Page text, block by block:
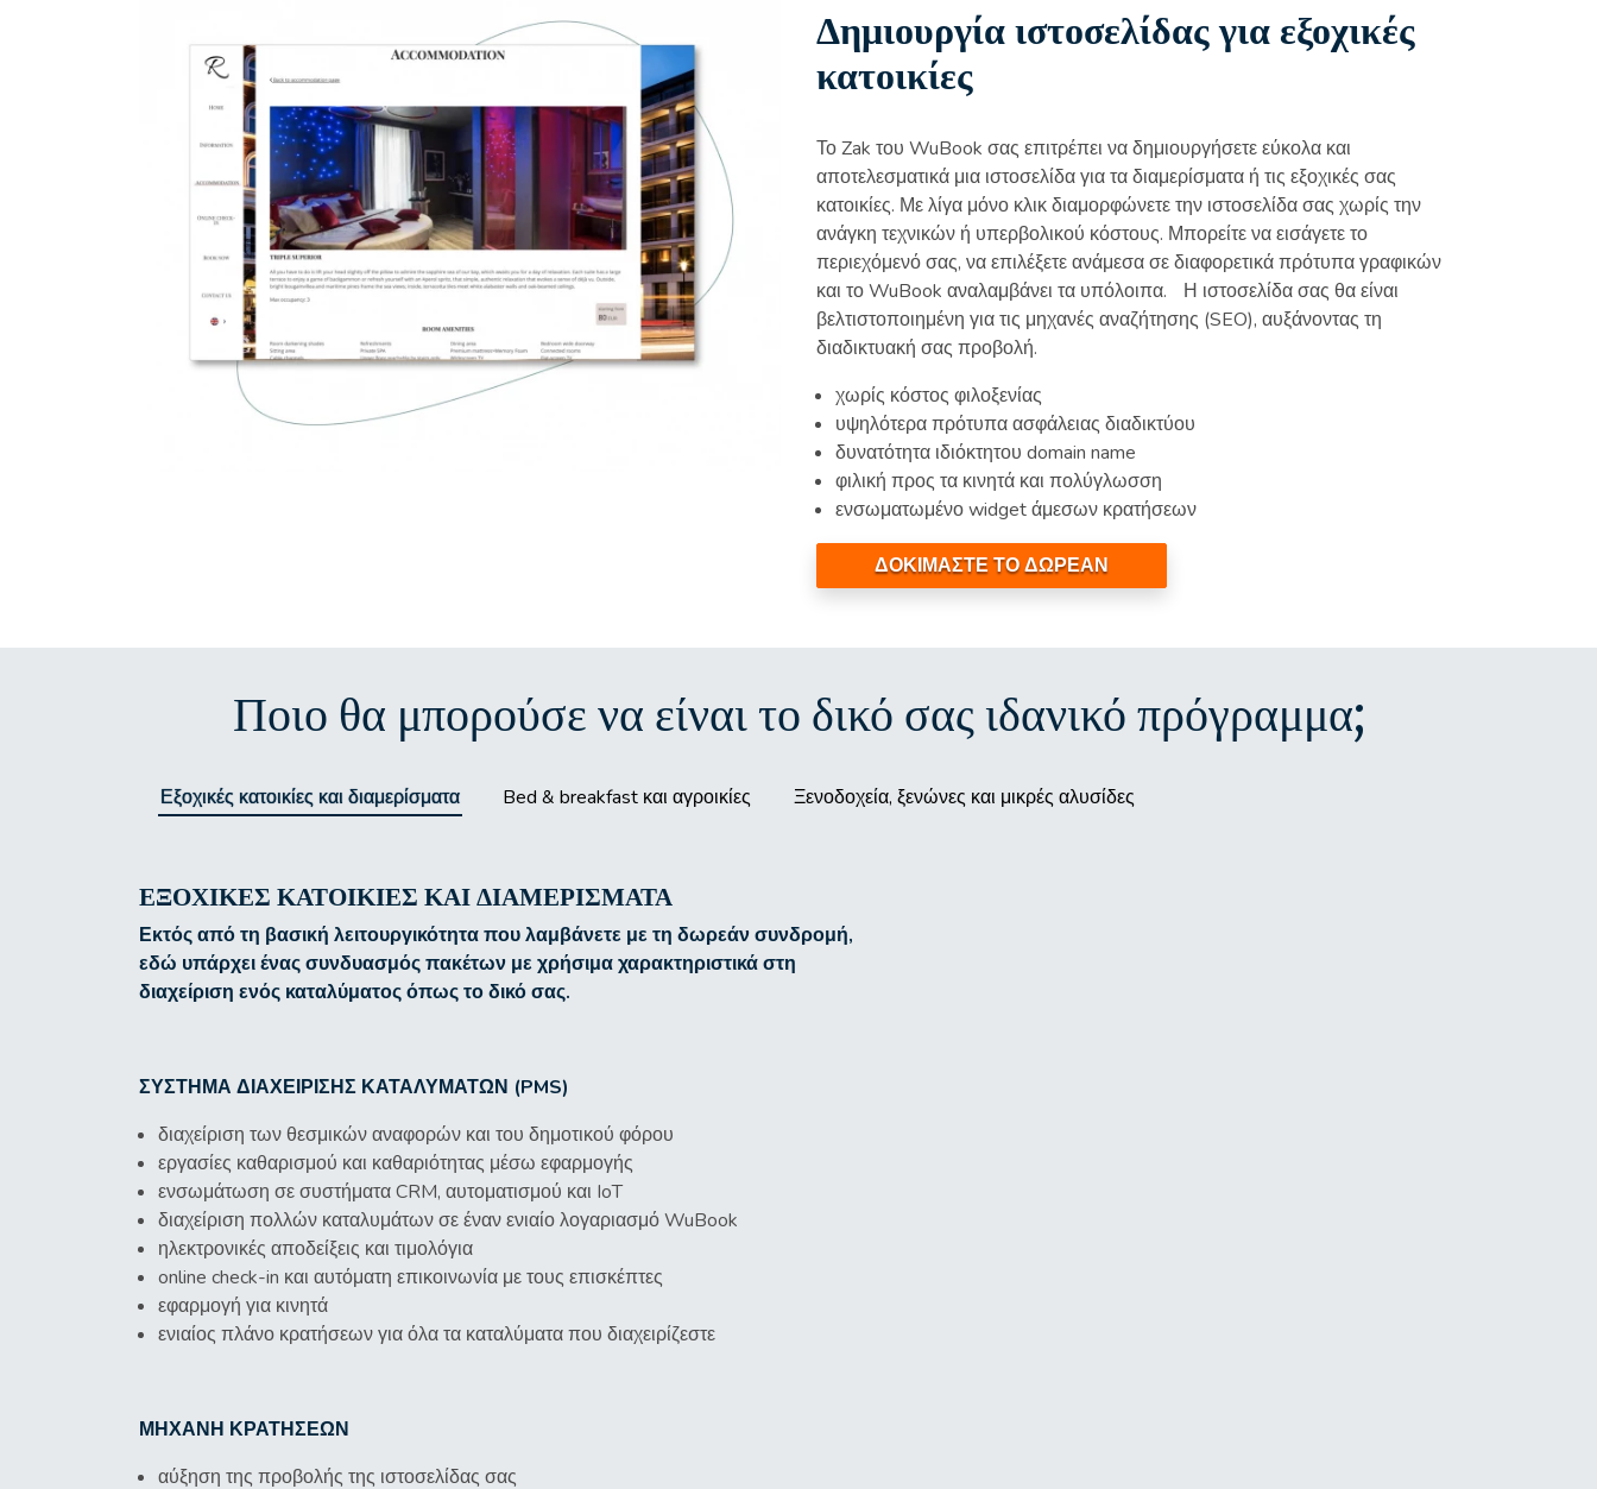
Δημιουργία ιστοσελίδας για εξοχικές
κατοικίες
Το Zak του WuBook σας επιτρέπει να δημιουργήσετε εύκολα και
αποτελεσματικά μια ιστοσελίδα για τα διαμερίσματα ή τις εξοχικές σας
κατοικίες. Με λίγα μόνο κλικ διαμορφώνετε την ιστοσελίδα σας χωρίς την
ανάγκη τεχνικών ή υπερβολικού κόστους. Μπορείτε να εισάγετε το
περιεχόμενό σας, να επιλέξετε ανάμεσα σε διαφορετικά πρότυπα γραφικών
και το WuBook αναλαμβάνει τα υπόλοιπα. Η ιστοσελίδα σας θα είναι
βελτιστοποιημένη για τις μηχανές αναζήτησης (SEO), αυξάνοντας τη
διαδικτυακή σας προβολή.
χωρίς κόστος φιλοξενίας
υψηλότερα πρότυπα ασφάλειας διαδικτύου
δυνατότητα ιδιόκτητου domain name
φιλική προς τα κινητά και πολύγλωσση
ενσωματωμένο widget άμεσων κρατήσεων
ΔΟΚΙΜΑΣΤΕ ΤΟ ΔΩΡΕΑΝ
Ποιο θα μπορούσε να είναι το δικό σας ιδανικό πρόγραμμα;
Εξοχικές κατοικίες και διαμερίσματα Bed & breakfast και αγροικίες Ξενοδοχεία, ξενώνες και μικρές αλυσίδες
ΕΞΟΧΙΚΈΣ ΚΑΤΟΙΚΊΕΣ ΚΑΙ ΔΙΑΜΕΡΊΣΜΑΤΑ
Εκτός από τη βασική λειτουργικότητα που λαμβάνετε με τη δωρεάν συνδρομή,
εδώ υπάρχει ένας συνδυασμός πακέτων με χρήσιμα χαρακτηριστικά στη
διαχείριση ενός καταλύματος όπως το δικό σας.
ΣΥΣΤΗΜΑ ΔΙΑΧΕΙΡΙΣΗΣ ΚΑΤΑΛΥΜΑΤΩΝ (PMS)
διαχείριση των θεσμικών αναφορών και του δημοτικού φόρου
εργασίες καθαρισμού και καθαριότητας μέσω εφαρμογής
ενσωμάτωση σε συστήματα CRM, αυτοματισμού και IoT
διαχείριση πολλών καταλυμάτων σε έναν ενιαίο λογαριασμό WuBook
ηλεκτρονικές αποδείξεις και τιμολόγια
online check-in και αυτόματη επικοινωνία με τους επισκέπτες
εφαρμογή για κινητά
ενιαίος πλάνο κρατήσεων για όλα τα καταλύματα που διαχειρίζεστε
ΜΗΧΑΝΗ ΚΡΑΤΗΣΕΩΝ
αύξηση της προβολής της ιστοσελίδας σας